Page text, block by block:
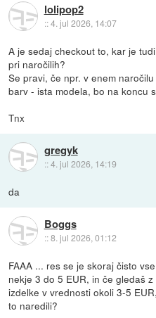
lolipop2
::4. jul 2026, 14:07
A je sedaj checkout to, kar je
pri naročilih?
Se pravi, če npr. v enem
barv - ista modela, bo na koncu
Tnx
gregyk
::4. jul 2026, 14:19
da
Boggs
::8. jul 2026, 01:12
FAAA ... res se je skoraj čisto
nekje 3 do 5 EUR, in če gledaš
izdelke v vrednosti okoli 3-5
to naredili?